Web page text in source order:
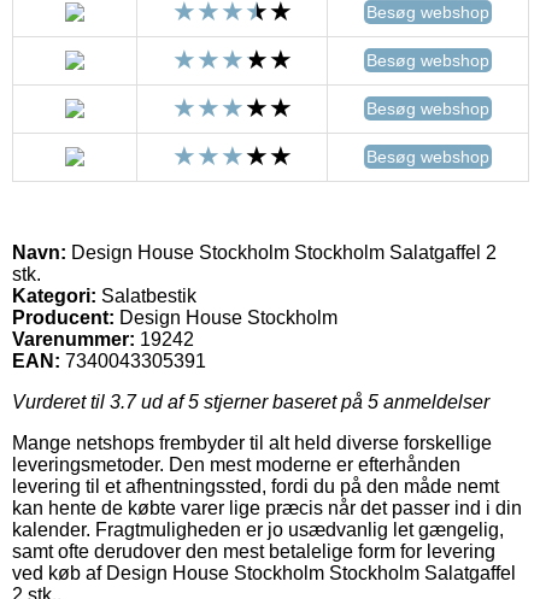
Besøg webshop
Besøg webshop
Besøg webshop
Besøg webshop
Navn: Design House Stockholm Stockholm Salatgaffel 2
stk.
Kategori: Salatbestik
Producent: Design House Stockholm
Varenummer: 19242
EAN: 7340043305391
Vurderet til 3.7ud af 5 stjerner baseret på 5 anmeldelser
Mange netshops frembyder til alt held diverse forskellige
leveringsmetoder. Den mest moderne er efterhånden
levering til et afhentningssted, fordi du på den måde nemt
kan hente de købte varer lige præcis når det passer ind i din
kalender. Fragtmuligheden er jo usædvanlig let gængelig,
samt ofte derudover den mest betalelige form for levering
ved køb af Design House Stockholm Stockholm Salatgaffel
2 stk..